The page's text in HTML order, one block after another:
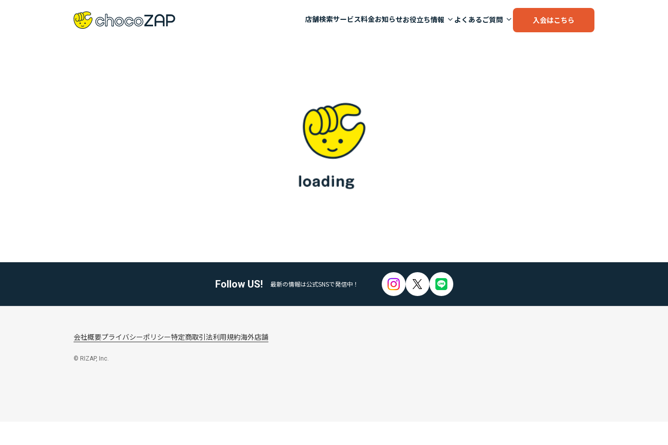
店舗検索サービス料金お知らせお役立ち情報 よくあるご質問 入会はこちら
Follow US! 最新の情報は公式SNSで発信中！
会社概要プライバシーポリシー特定商取引法利用規約海外店舗
© RIZAP, Inc.